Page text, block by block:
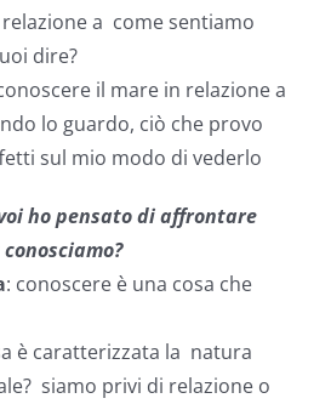
a come sentiamo
dire?
il mare in relazione a
lo guardo, ciò che provo
sul mio modo di vederlo
ho pensato di affrontare
: conoscere è una cosa che
è caratterizzata la natura
siamo privi di relazione o